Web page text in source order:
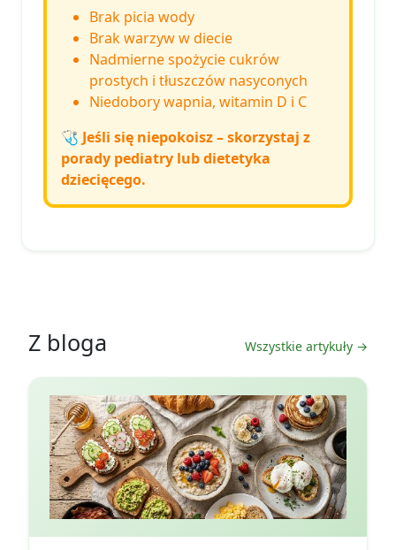
Brak picia wody
Brak warzyw w diecie
Nadmierne spożycie cukrów
prostych i tłuszczów nasyconych
Niedobory wapnia, witamin D i C
🩺 Jeśli się niepokoisz – skorzystaj z
porady pediatry lub dietetyka
dziecięcego.
Z bloga Wszystkie artykuły →